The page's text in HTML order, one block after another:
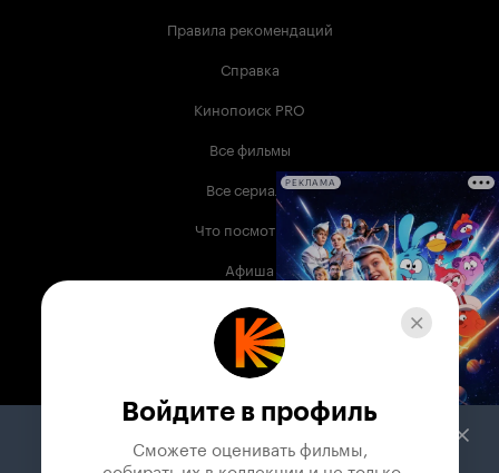
Правила рекомендаций
Справка
Кинопоиск PRO
Все фильмы
Все сериалы
Что посмотреть
Афиша
Музыка
Телепрограмма
Служба поддержки
РЕКЛАМА
Войдите в профиль
Сможете оценивать фильмы,